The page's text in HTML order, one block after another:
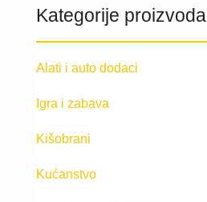
Kategorije proizvoda
Alati i auto dodaci
Igra i zabava
Kišobrani
Kućanstvo